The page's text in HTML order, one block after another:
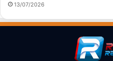
13/07/2026